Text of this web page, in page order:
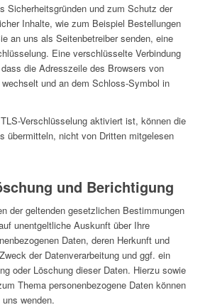
Sicherheitsgründen und zum Schutz der
Inhalte, wie zum Beispiel Bestellungen
an uns als Seitenbetreiber senden, eine
Eine verschlüsselte Verbindung
die Adresszeile des Browsers von
wechselt und an dem Schloss-Symbol in
Verschlüsselung aktiviert ist, können die
übermitteln, nicht von Dritten mitgelesen
und Berichtigung
der geltenden gesetzlichen Bestimmungen
unentgeltliche Auskunft über Ihre
Daten, deren Herkunft und
der Datenverarbeitung und ggf. ein
oder Löschung dieser Daten. Hierzu sowie
Thema personenbezogene Daten können
wenden.